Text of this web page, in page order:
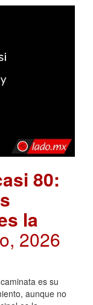
80:
la
2026
es su
aunque no